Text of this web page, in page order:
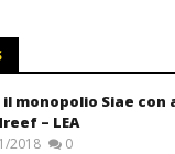
il monopolio Siae con
– LEA
2018 0